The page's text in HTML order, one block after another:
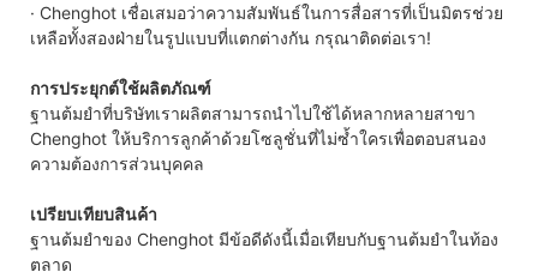
· Chenghot เชื่อเสมอว่าความสัมพันธ์ในการสื่อสารที่เป็นมิตรช่วย
เหลือทั้งสองฝ่ายในรูปแบบที่แตกต่างกัน กรุณาติดต่อเรา!
การประยุกต์ใช้ผลิตภัณฑ์
ฐานต้มยำที่บริษัทเราผลิตสามารถนำไปใช้ได้หลากหลายสาขา
Chenghot ให้บริการลูกค้าด้วยโซลูชั่นที่ไม่ซ้ำใครเพื่อตอบสนอง
ความต้องการส่วนบุคคล
เปรียบเทียบสินค้า
ฐานต้มยำของ Chenghot มีข้อดีดังนี้เมื่อเทียบกับฐานต้มยำในท้อง
ตลาด